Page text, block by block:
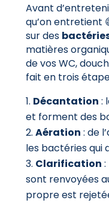
Avant
qu’on entretient
sur des
matières
de vos WC,
fait en trois
Décantation :
et forment des
Aération : de
les bactéries qui
Clarification
sont renvoyées
propre est